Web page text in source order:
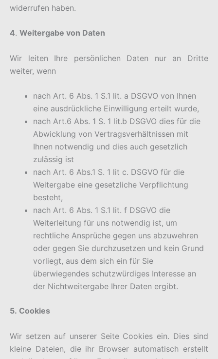
widerrufen haben.
4. Weitergabe von Daten
Wir leiten Ihre persönlichen Daten nur an Dritte
weiter, wenn
nach Art. 6 Abs. 1 S.1 lit. a DSGVO von Ihnen
eine ausdrückliche Einwilligung erteilt wurde,
nach Art.6 Abs. 1 S. 1 lit.b DSGVO dies für die
Abwicklung von Vertragsverhältnissen mit
Ihnen notwendig und dies auch gesetzlich
zulässig ist
nach Art. 6 Abs.1 S. 1 lit c. DSGVO für die
Weitergabe eine gesetzliche Verpflichtung
besteht,
nach Art. 6 Abs. 1 S.1 lit. f DSGVO die
Weiterleitung für uns notwendig ist, um
rechtliche Ansprüche gegen uns abzuwehren
oder gegen Sie durchzusetzen und kein Grund
vorliegt, aus dem sich ein für Sie
überwiegendes schutzwürdiges Interesse an
der Nichtweitergabe Ihrer Daten ergibt.
5. Cookies
Wir setzen auf unserer Seite Cookies ein. Dies sind
kleine Dateien, die ihr Browser automatisch erstellt